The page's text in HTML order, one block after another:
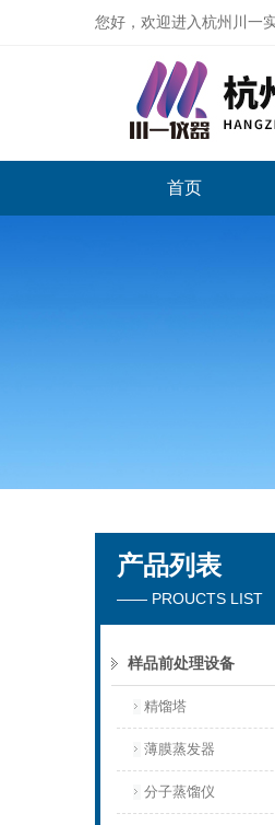
您好，欢迎进入杭州川一
杭州川一实验仪器有限公司
首页
产品列表
—— PROUCTS LIST
样品前处理设备
精馏塔
薄膜蒸发器
分子蒸馏仪